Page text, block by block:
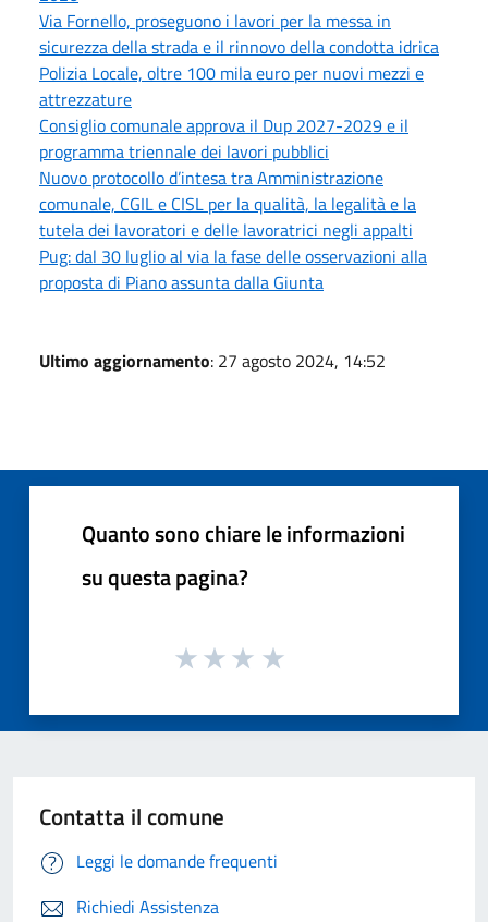
Via Fornello, proseguono i lavori per la messa in
sicurezza della strada e il rinnovo della condotta idrica
Polizia Locale, oltre 100 mila euro per nuovi mezzi e
attrezzature
Consiglio comunale approva il Dup 2027-2029 e il
programma triennale dei lavori pubblici
Nuovo protocollo d’intesa tra Amministrazione
comunale, CGIL e CISL per la qualità, la legalità e la
tutela dei lavoratori e delle lavoratrici negli appalti
Pug: dal 30 luglio al via la fase delle osservazioni alla
proposta di Piano assunta dalla Giunta
Ultimo aggiornamento: 27 agosto 2024, 14:52
Quanto sono chiare le informazioni
su questa pagina?
Contatta il comune
Leggi le domande frequenti
Richiedi Assistenza